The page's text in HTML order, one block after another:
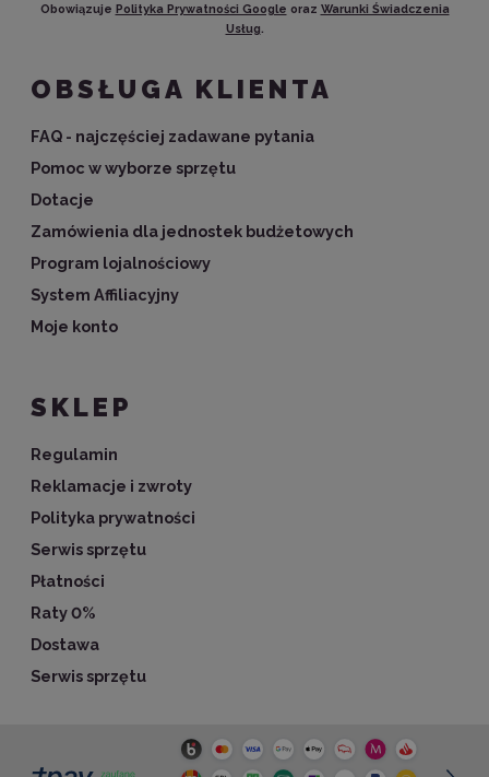
Obowiązuje Polityka Prywatności Google oraz Warunki Świadczenia
Usług.
OBSŁUGA KLIENTA
FAQ - najczęściej zadawane pytania
Pomoc w wyborze sprzętu
Dotacje
Zamówienia dla jednostek budżetowych
Program lojalnościowy
System Affiliacyjny
Moje konto
SKLEP
Regulamin
Reklamacje i zwroty
Polityka prywatności
Serwis sprzętu
Płatności
Raty 0%
Dostawa
Serwis sprzętu